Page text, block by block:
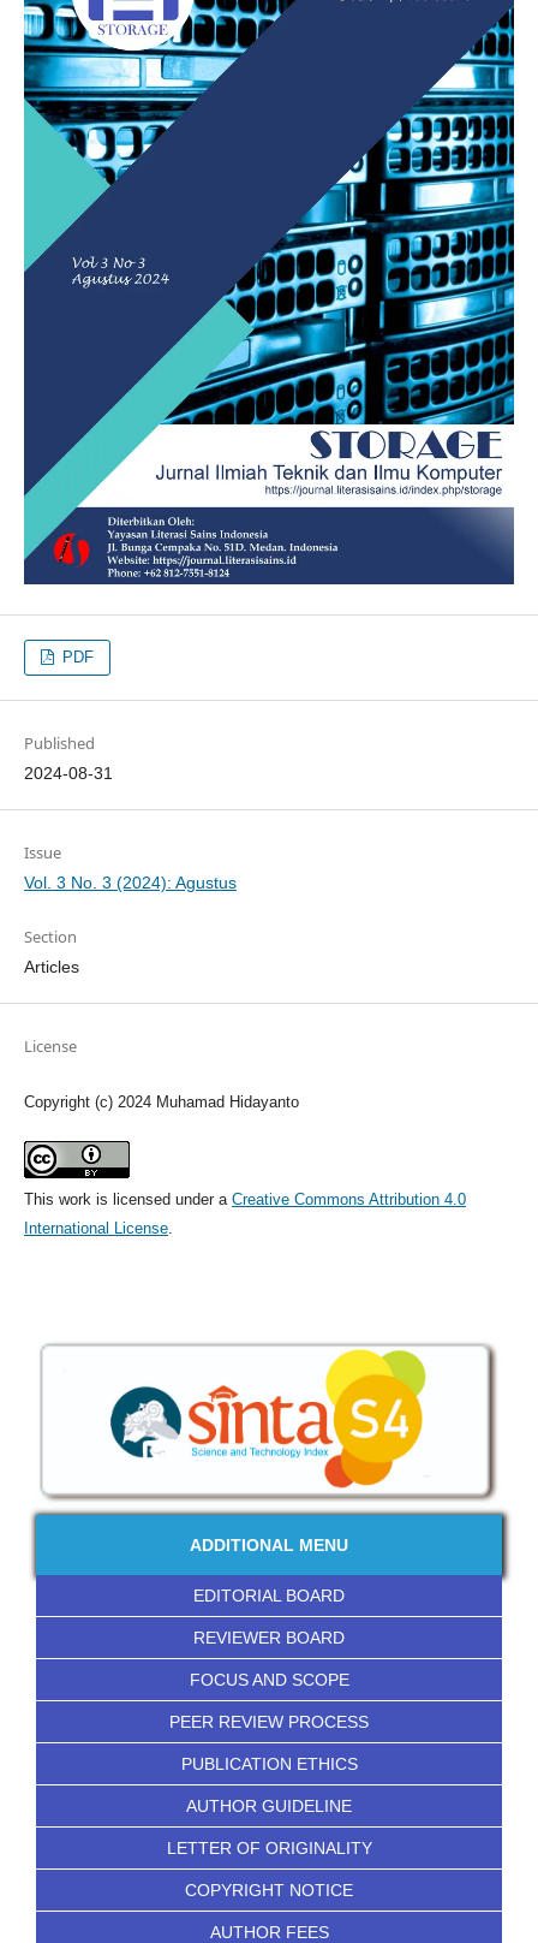
PDF
Published
2024-08-31
Issue
Vol. 3 No. 3 (2024): Agustus
Section
Articles
License
Copyright (c) 2024 Muhamad Hidayanto
This work is licensed under a Creative Commons Attribution 4.0
International License.
ADDITIONAL MENU
EDITORIAL BOARD
REVIEWER BOARD
FOCUS AND SCOPE
PEER REVIEW PROCESS
PUBLICATION ETHICS
AUTHOR GUIDELINE
LETTER OF ORIGINALITY
COPYRIGHT NOTICE
AUTHOR FEES